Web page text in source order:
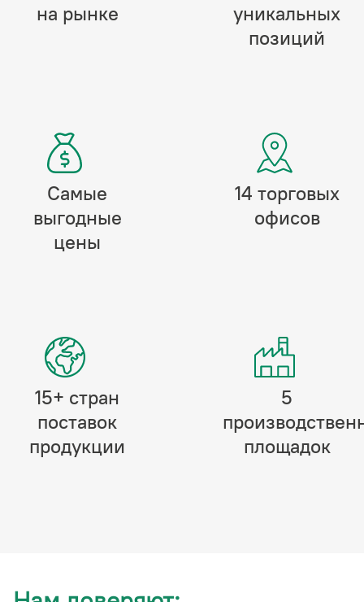
на рынке
уникальных
позиций
Самые
выгодные
цены
14 торговых
офисов
15+ стран
поставок
продукции
5
площадок